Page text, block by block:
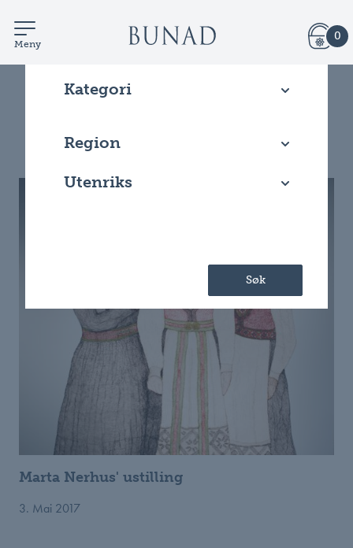
Meny
0
Kategori
Region
Utenriks
Søk
Marta Nerhus' ustilling
3. Mai 2017